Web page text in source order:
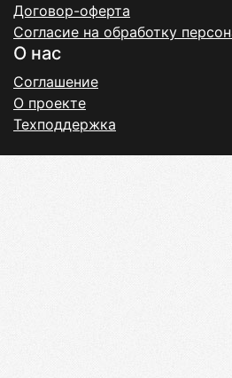
Договор-оферта
Согласие на обработку
О нас
Соглашение
О проекте
Техподдержка